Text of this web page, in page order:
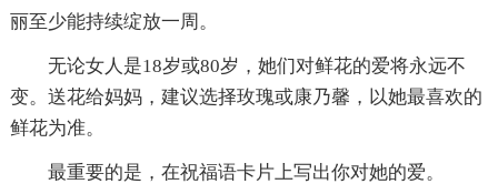
丽至少能持续绽放一周。
无论女人是18岁或80岁，她们对鲜花的爱将永远不
变。送花给妈妈，建议选择玫瑰或康乃馨，以她最喜欢的
鲜花为准。
最重要的是，在祝福语卡片上写出你对她的爱。